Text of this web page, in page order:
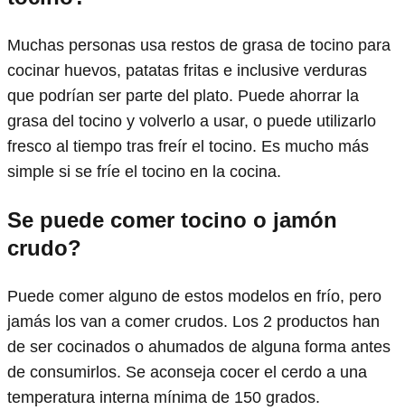
Muchas personas usa restos de grasa de tocino para
cocinar huevos, patatas fritas e inclusive verduras
que podrían ser parte del plato. Puede ahorrar la
grasa del tocino y volverlo a usar, o puede utilizarlo
fresco al tiempo tras freír el tocino. Es mucho más
simple si se fríe el tocino en la cocina.
Se puede comer tocino o jamón
crudo?
Puede comer alguno de estos modelos en frío, pero
jamás los van a comer crudos. Los 2 productos han
de ser cocinados o ahumados de alguna forma antes
de consumirlos. Se aconseja cocer el cerdo a una
temperatura interna mínima de 150 grados.